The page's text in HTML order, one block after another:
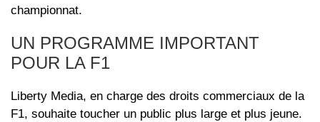
championnat.
UN PROGRAMME IMPORTANT
POUR LA F1
Liberty Media, en charge des droits commerciaux de la
F1, souhaite toucher un public plus large et plus jeune.